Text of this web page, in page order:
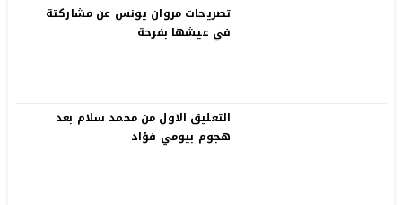
تصريحات مروان يونس عن مشاركتة
في عيشها بفرحة
التعليق الاول من محمد سلام بعد
هجوم بيومي فؤاد